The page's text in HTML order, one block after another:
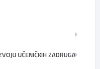
UČENIČKIH ZADRUGA